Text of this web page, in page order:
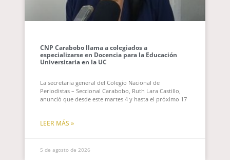
CNP Carabobo llama a colegiados a
especializarse en Docencia para la Educación
Universitaria en la UC
La secretaria general del Colegio Nacional de
Periodistas – Seccional Carabobo, Ruth Lara Castillo,
anunció que desde este martes 4 y hasta el próximo 17
LEER MÁS »
5 de agosto de 2026